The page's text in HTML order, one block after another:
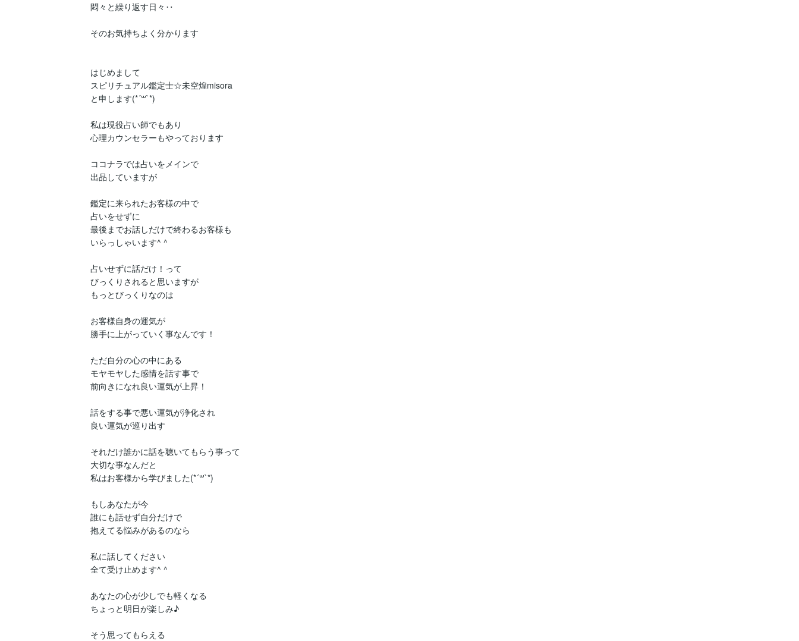
悶々と繰り返す日々‥
そのお気持ちよく分かります
はじめまして
スピリチュアル鑑定士☆未空煌misora
と申します(*´꒳`*)
私は現役占い師でもあり
心理カウンセラーもやっております
ココナラでは占いをメインで
出品していますが
鑑定に来られたお客様の中で
占いをせずに
最後までお話しだけで終わるお客様も
いらっしゃいます^ ^
占いせずに話だけ！って
びっくりされると思いますが
もっとびっくりなのは
お客様自身の運気が
勝手に上がっていく事なんです！
ただ自分の心の中にある
モヤモヤした感情を話す事で
前向きになれ良い運気が上昇！
話をする事で悪い運気が浄化され
良い運気が巡り出す
それだけ誰かに話を聴いてもらう事って
大切な事なんだと
私はお客様から学びました(*´꒳`*)
もしあなたが今
誰にも話せず自分だけで
抱えてる悩みがあるのなら
私に話してください
全て受け止めます^ ^
あなたの心が少しでも軽くなる
ちょっと明日が楽しみ♪
そう思ってもらえる